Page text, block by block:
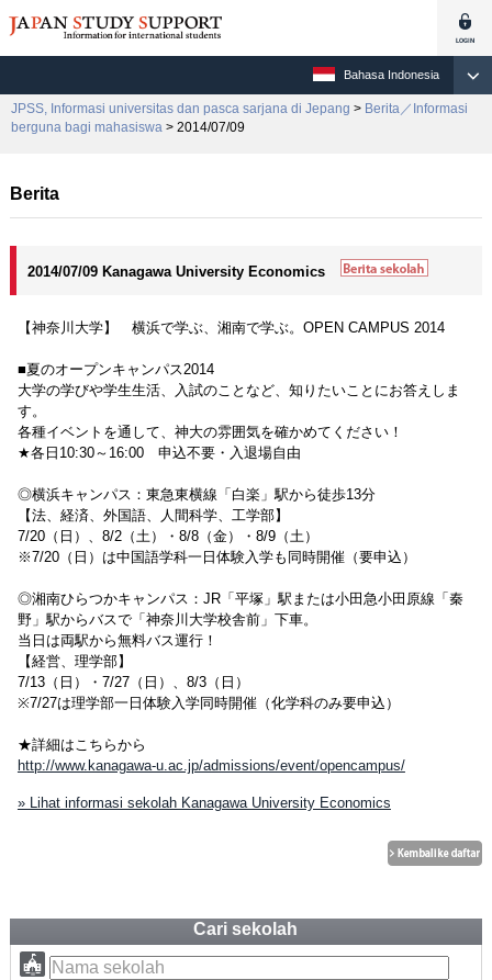
Bahasa Indonesia
JPSS, Informasi universitas dan pasca sarjana di Jepang > Berita／Informasi
berguna bagi mahasiswa > 2014/07/09
Berita
2014/07/09 Kanagawa University Economics
【神奈川大学】 横浜で学ぶ、湘南で学ぶ。OPEN CAMPUS 2014
■夏のオープンキャンパス2014
大学の学びや学生生活、入試のことなど、知りたいことにお答えしま
す。
各種イベントを通して、神大の雰囲気を確かめてください！
★各日10:30～16:00 申込不要・入退場自由
◎横浜キャンパス：東急東横線「白楽」駅から徒歩13分
【法、経済、外国語、人間科学、工学部】
7/20（日）、8/2（土）・8/8（金）・8/9（土）
※7/20（日）は中国語学科一日体験入学も同時開催（要申込）
◎湘南ひらつかキャンパス：JR「平塚」駅または小田急小田原線「秦
野」駅からバスで「神奈川大学校舎前」下車。
当日は両駅から無料バス運行！
【経営、理学部】
7/13（日）・7/27（日）、8/3（日）
※7/27は理学部一日体験入学同時開催（化学科のみ要申込）
★詳細はこちらから
http://www.kanagawa-u.ac.jp/admissions/event/opencampus/
» Lihat informasi sekolah Kanagawa University Economics
Cari sekolah